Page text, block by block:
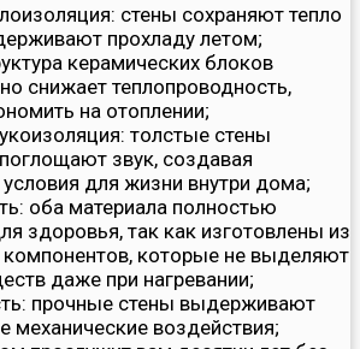
стены сохраняют тепло
прохладу летом;
керамических блоков
снижает теплопроводность,
на отоплении;
толстые стены
звук, создавая
для жизни внутри дома;
оба материала полностью
здоровья, так как изготовлены из
компонентов, которые не выделяют
даже при нагревании;
прочные стены выдерживают
механические воздействия;